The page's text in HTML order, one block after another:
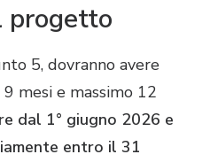
progetto
5, dovranno avere
mesi e massimo 12
dal 1° giugno 2026 e
entro il 31